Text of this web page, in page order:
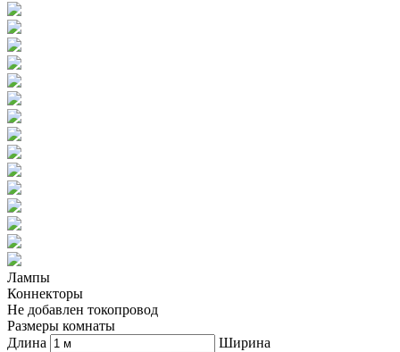
Лампы
Коннекторы
Не добавлен токопровод
Размеры комнаты
Длина
Ширина